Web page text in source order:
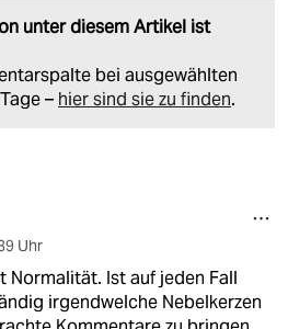
unter diesem Artikel ist
bei ausgewählten
– hier sind sie zu finden.
Uhr
Normalität. Ist auf jeden Fall
irgendwelche Nebelkerzen